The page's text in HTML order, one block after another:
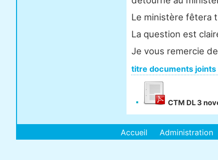
Le ministère fêtera
La question est
Je vous remercie
titre documents joints
CTM DL 3
Accueil Administration